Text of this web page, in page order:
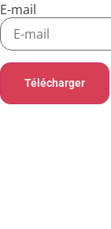
E-mail
Télécharger